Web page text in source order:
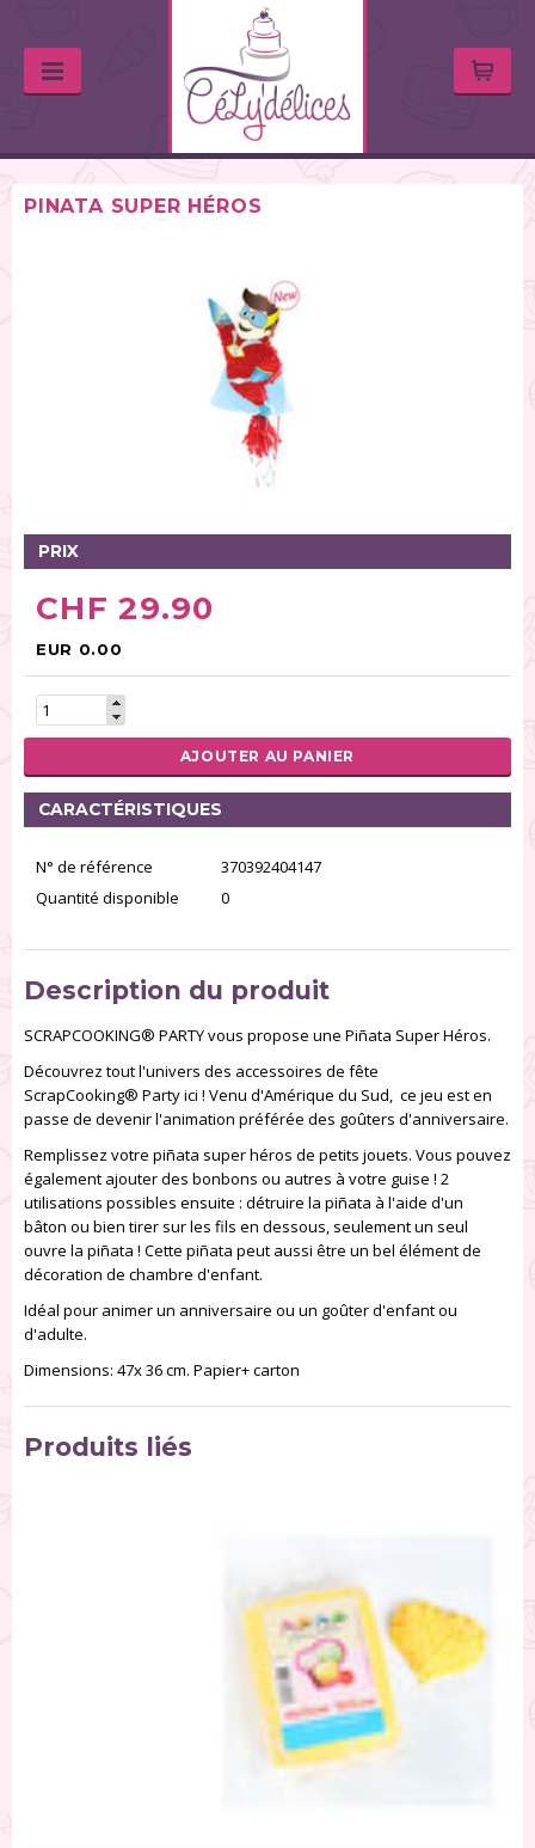
PINATA SUPER HÉROS
PRIX
CHF 29.90
EUR 0.00
AJOUTER AU PANIER
CARACTÉRISTIQUES
N° de référence
370392404147
Quantité disponible
0
Description du produit
SCRAPCOOKING® PARTY vous propose une Piñata Super Héros.
Découvrez tout l'univers des accessoires de fête
ScrapCooking® Party ici ! Venu d'Amérique du Sud, ce jeu est en
passe de devenir l'animation préférée des goûters d'anniversaire.
Remplissez votre piñata super héros de petits jouets. Vous pouvez
également ajouter des bonbons ou autres à votre guise ! 2
utilisations possibles ensuite : détruire la piñata à l'aide d'un
bâton ou bien tirer sur les fils en dessous, seulement un seul
ouvre la piñata ! Cette piñata peut aussi être un bel élément de
décoration de chambre d'enfant.
Idéal pour animer un anniversaire ou un goûter d'enfant ou
d'adulte.
Dimensions: 47x 36 cm. Papier+ carton
Produits liés